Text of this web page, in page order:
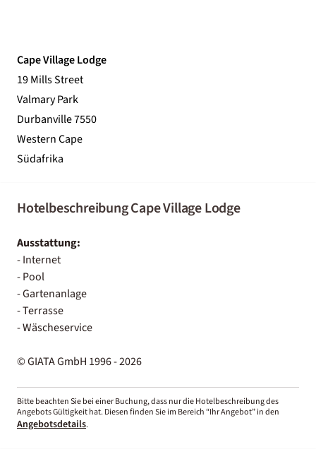
Cape Village Lodge
19 Mills Street
Valmary Park
Durbanville 7550
Western Cape
Südafrika
Hotelbeschreibung Cape Village Lodge
Ausstattung:
- Internet
- Pool
- Gartenanlage
- Terrasse
- Wäscheservice
© GIATA GmbH 1996 - 2026
Bitte beachten Sie bei einer Buchung, dass nur die Hotelbeschreibung des
Angebots Gültigkeit hat. Diesen finden Sie im Bereich “Ihr Angebot” in den
Angebotsdetails.